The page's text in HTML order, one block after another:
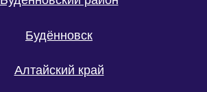
Будённовск
Алтайский край